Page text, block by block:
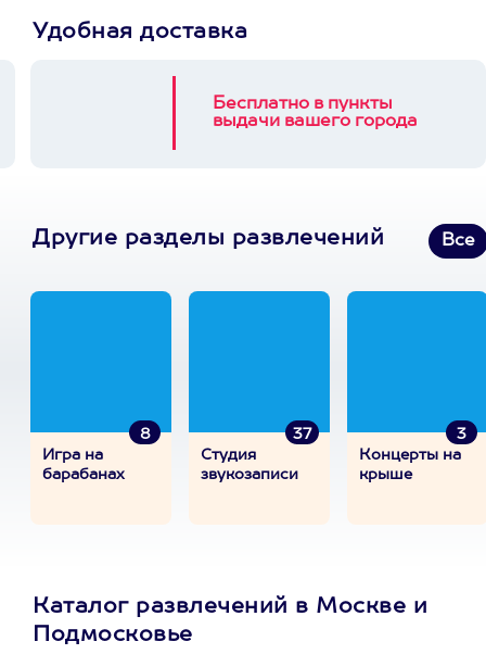
Удобная доставка
Бесплатно в пункты
выдачи вашего города
Другие разделы развлечений Все
8
Игра на
барабанах
37
Студия
звукозаписи
3
Концерты на
крыше
Каталог развлечений в Москве и
Подмосковье